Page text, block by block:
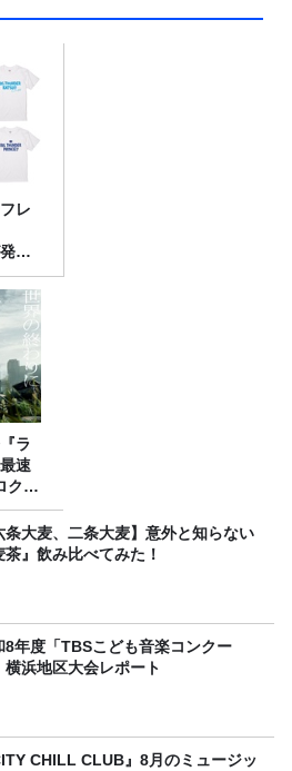
レ
売
ラ
速
クリ
条大麦、二条大麦】意外と知らない
茶』飲み比べてみた！
8年度「TBSこども音楽コンクー
横浜地区大会レポート
CHILL CLUB』8月のミュージッ